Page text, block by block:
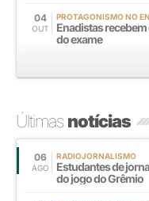
04
OUT
PROTAGONISMO NO
Enadistas
do exame
Últimasnotícias
06
AGO
RADIOJORNALISMO
Estudantes de
do jogo do Grêmio